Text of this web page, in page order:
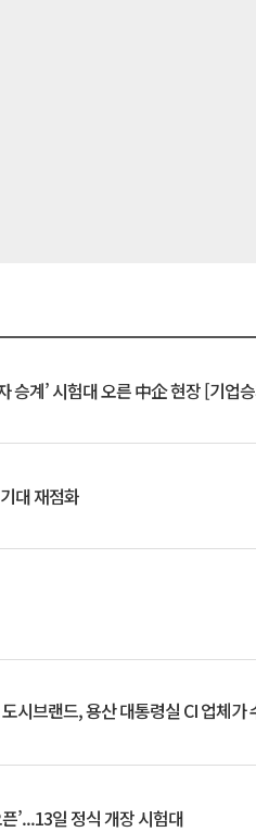
승계’ 시험대 오른 中企 현장 [기업
대 재점화
브랜드, 용산 대통령실 CI 업체가
’...13일 정식 개장 시험대